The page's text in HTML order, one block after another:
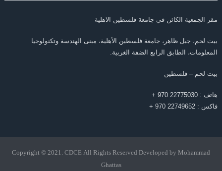
مقر الجمعية الكائن في جامعة فلسطين الاهلية
بيت لحم، جبل ظاهر، جامعة فلسطين الأهلية، مبنى الهندسة وتكنولوجيا
المعلومات، الطابق الرابع الضفة الغربية.
بيت لحم – فلسطين
هاتف : 22775030 970 +
فاكس : 22749652 970 +
Copyright © 2021. CDCE All Rights Reserved Developed by Mohammad
Ghattas